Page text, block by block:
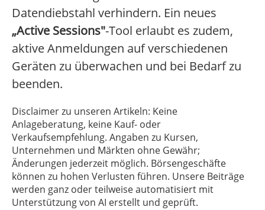
Datendiebstahl verhindern. Ein neues
„Active Sessions"-Tool erlaubt es zudem,
aktive Anmeldungen auf verschiedenen
Geräten zu überwachen und bei Bedarf zu
beenden.
Disclaimer zu unseren Artikeln: Keine
Anlageberatung, keine Kauf- oder
Verkaufsempfehlung. Angaben zu Kursen,
Unternehmen und Märkten ohne Gewähr;
Änderungen jederzeit möglich. Börsengeschäfte
können zu hohen Verlusten führen. Unsere Beiträge
werden ganz oder teilweise automatisiert mit
Unterstützung von AI erstellt und geprüft.